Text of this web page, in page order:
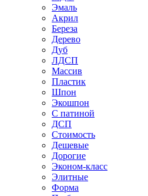
Эмаль
Акрил
Береза
Дерево
Дуб
ЛДСП
Массив
Пластик
Шпон
Экошпон
С патиной
ДСП
Стоимость
Дешевые
Дорогие
Эконом-класс
Элитные
Форма